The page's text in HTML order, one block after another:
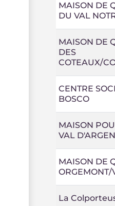
MAISON DE
DU VAL
MAISON DE
DES
COTEAUX/
CENTRE
BOSCO
MAISON
VAL
MAISON DE
ORGEMONT/
La